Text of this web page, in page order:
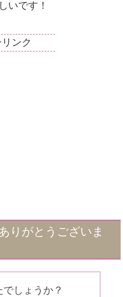
いです！
ンク
りがとうございま
しょうか？